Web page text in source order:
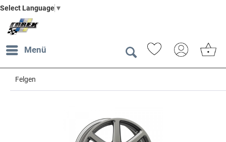
Select Language ▼
Menü
Felgen